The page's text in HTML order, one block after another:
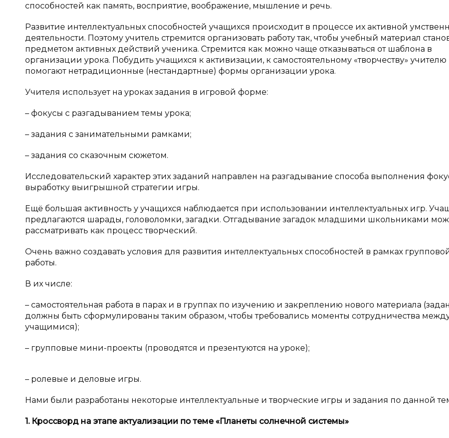
способностей как память, восприятие, воображение, мышление и речь.
Развитие интеллектуальных способностей учащихся происходит в процессе их активной
деятельности. Поэтому учитель стремится организовать работу так, чтобы учебный материал
предметом активных действий ученика. Стремится как можно чаще отказываться от шаблона в
организации урока. Побудить учащихся к активизации, к самостоятельному «творчеству» учителю
помогают нетрадиционные (нестандартные) формы организации урока.
Учителя использует на уроках задания в игровой форме:
– фокусы с разгадыванием темы урока;
– задания с занимательными рамками;
– задания со сказочным сюжетом.
Исследовательский характер этих заданий направлен на разгадывание способа выполнения
выработку выигрышной стратегии игры.
Ещё большая активность у учащихся наблюдается при использовании интеллектуальных игр.
предлагаются шарады, головоломки, загадки. Отгадывание загадок младшими школьниками
рассматривать как процесс творческий.
Очень важно создавать условия для развития интеллектуальных способностей в рамках
работы.
В их числе:
– самостоятельная работа в парах и в группах по изучению и закреплению нового материала
должны быть сформулированы таким образом, чтобы требовались моменты сотрудничества
учащимися);
– групповые мини-проекты (проводятся и презентуются на уроке);
– ролевые и деловые игры.
Нами были разработаны некоторые интеллектуальные и творческие игры и задания по данной
1. Кроссворд на этапе актуализации по теме «Планеты солнечной системы»